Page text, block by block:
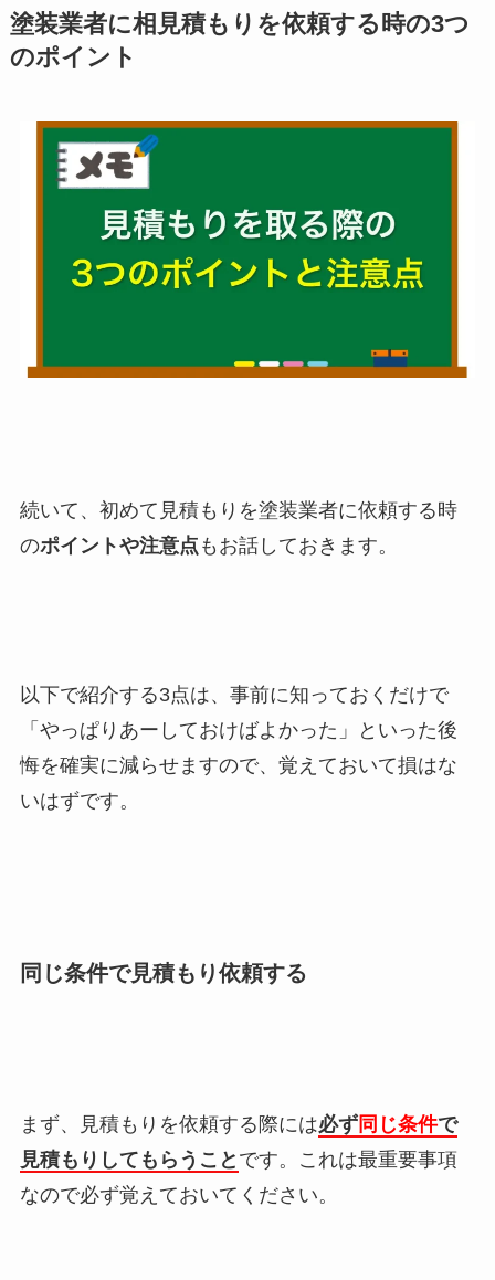
塗装業者に相見積もりを依頼する時の3つ
のポイント
続いて、初めて見積もりを塗装業者に依頼する時
のポイントや注意点 もお話しておきます。
以下で紹介する3点は、事前に知っておくだけで
「やっぱりあーしておけばよかった」といった後
悔を確実に減らせますので、覚えておいて損はな
いはずです。
同じ条件で見積もり依頼する
まず、見積もりを依頼する際には必ず同じ条件で
見積もりしてもらうこと です。これは最重要事項
なので必ず覚えておいてください。